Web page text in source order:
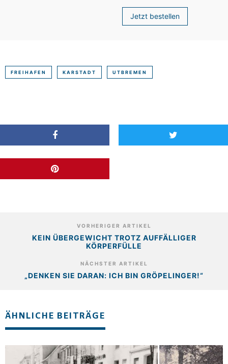
Jetzt bestellen
FREIHAFEN KARSTADT UTBREMEN
VORHERIGER ARTIKEL
KEIN ÜBERGEWICHT TROTZ AUFFÄLLIGER
KÖRPERFÜLLE
NÄCHSTER ARTIKEL
„DENKEN SIE DARAN: ICH BIN GRÖPELINGER!“
ÄHNLICHE BEITRÄGE